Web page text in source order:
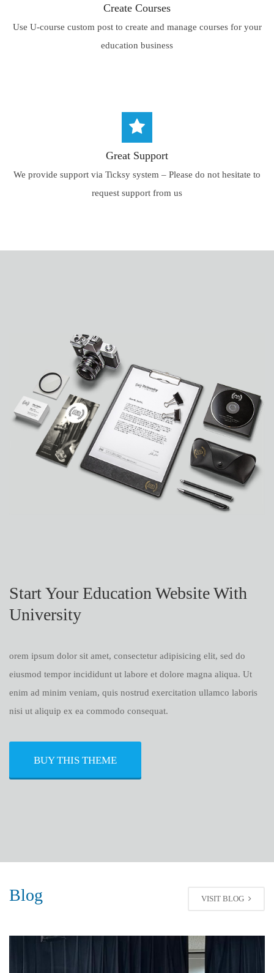
Create Courses
Use U-course custom post to create and manage courses for your
education business
Great Support
We provide support via Ticksy system – Please do not hesitate to
request support from us
Start Your Education Website With
University
orem ipsum dolor sit amet, consectetur adipisicing elit, sed do
eiusmod tempor incididunt ut labore et dolore magna aliqua. Ut
enim ad minim veniam, quis nostrud exercitation ullamco laboris
nisi ut aliquip ex ea commodo consequat.
BUY THIS THEME
Blog VISIT BLOG